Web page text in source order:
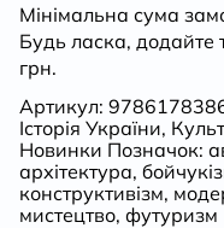
Мінімальна сума
Будь ласка,
грн.
Артикул:
Історія України,
Новинки Позначок:
архітектура,
конструктивізм,
мистецтво, футуризм